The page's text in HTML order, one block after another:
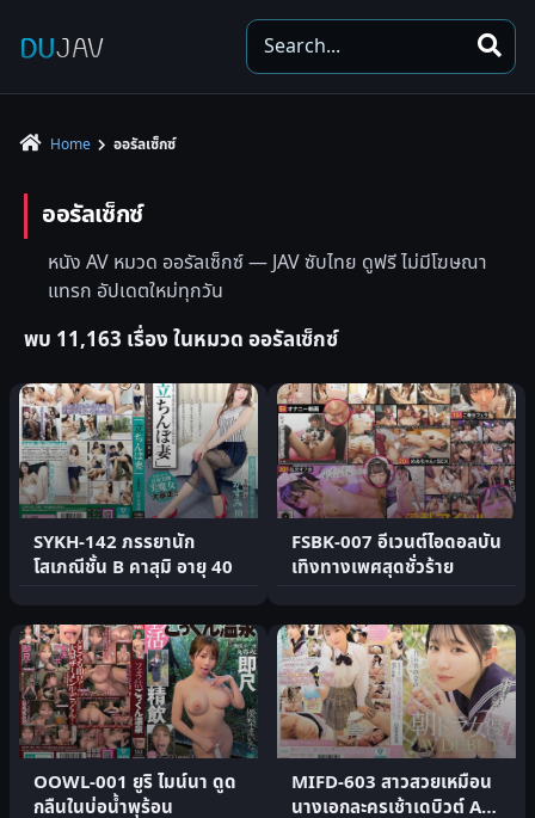
e
a
Home ออรัลเซ็กซ์
ออรัลเซ็กซ์
หนัง AV หมวด ออรัลเซ็กซ์ — JAV ซับไทย ดูฟรี ไม่มีโฆษณา
แทรก อัปเดตใหม่ทุกวัน
พบ 11,163 เรื่อง ในหมวด ออรัลเซ็กซ์
SYKH-142 ภรรยานัก
โสเภณีชั้น B คาสุมิ อายุ 40
FSBK-007 อีเวนต์ไอดอลบัน
เทิงทางเพศสุดชั่วร้าย
OOWL-001 ยูริ ไมน์นา ดูด
กลืนในบ่อน้ำพุร้อน
MIFD-603 สาวสวยเหมือน
นางเอกละครเช้าเดบิวต์ AV